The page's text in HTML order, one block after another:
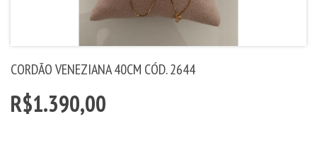
CORDÃO VENEZIANA 40CM CÓD. 2644
R$1.390,00